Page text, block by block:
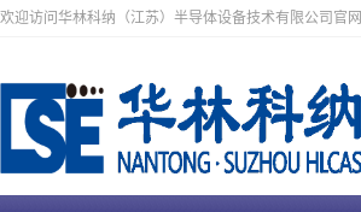
欢迎访问华林科纳（江苏）半导体设备技术有限公司官网